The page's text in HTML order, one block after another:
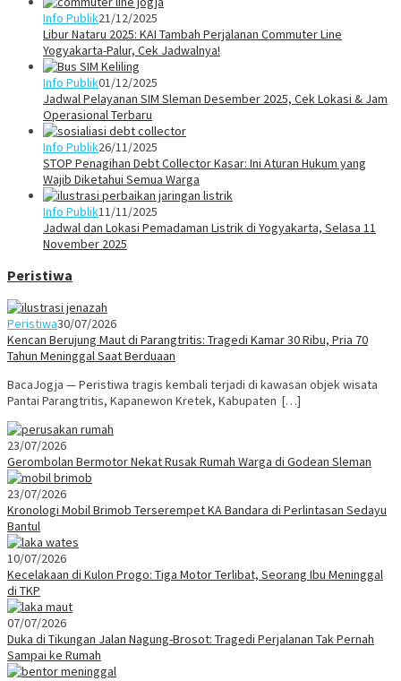
Info Publik21/12/2025
Libur Nataru 2025: KAI Tambah Perjalanan Commuter Line
Yogyakarta-Palur, Cek Jadwalnya!
Info Publik01/12/2025
Jadwal Pelayanan SIM Sleman Desember 2025, Cek Lokasi & Jam
Operasional Terbaru
Info Publik26/11/2025
STOP Penagihan Debt Collector Kasar: Ini Aturan Hukum yang
Wajib Diketahui Semua Warga
Info Publik11/11/2025
Jadwal dan Lokasi Pemadaman Listrik di Yogyakarta, Selasa 11
November 2025
Peristiwa
Peristiwa30/07/2026
Kencan Berujung Maut di Parangtritis: Tragedi Kamar 30 Ribu, Pria 70
Tahun Meninggal Saat Berduaan
BacaJogja — Peristiwa tragis kembali terjadi di kawasan objek wisata
Pantai Parangtritis, Kapanewon Kretek, Kabupaten […]
23/07/2026
Gerombolan Bermotor Nekat Rusak Rumah Warga di Godean Sleman
23/07/2026
Kronologi Mobil Brimob Terserempet KA Bandara di Perlintasan Sedayu
Bantul
10/07/2026
Kecelakaan di Kulon Progo: Tiga Motor Terlibat, Seorang Ibu Meninggal
di TKP
07/07/2026
Duka di Tikungan Jalan Nagung-Brosot: Tragedi Perjalanan Tak Pernah
Sampai ke Rumah